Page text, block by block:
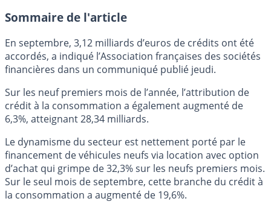
Sommaire de l'article
En septembre, 3,12 milliards d’euros de crédits ont été
accordés, a indiqué l’Association françaises des sociétés
financières dans un communiqué publié jeudi.
Sur les neuf premiers mois de l’année, l’attribution de
crédit à la consommation a également augmenté de
6,3%, atteignant 28,34 milliards.
Le dynamisme du secteur est nettement porté par le
financement de véhicules neufs via location avec option
d’achat qui grimpe de 32,3% sur les neufs premiers mois.
Sur le seul mois de septembre, cette branche du crédit à
la consommation a augmenté de 19,6%.